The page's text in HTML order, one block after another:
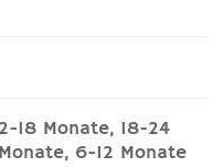
18 Monate, 18-24
6-12 Monate